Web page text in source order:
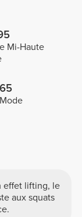
Mi-Haute
effet lifting, le
aux squats